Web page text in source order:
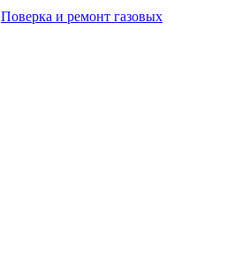
Поверка и ремонт газовых